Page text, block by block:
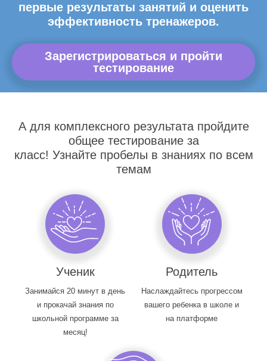
первые результаты занятий и оценить
эффективность тренажеров.
Зарегистрироваться и пройти
тестирование
А для комплексного результата пройдите
общее тестирование за
класс! Узнайте пробелы в знаниях по всем
темам
Ученик
Занимайся 20 минут в день
и прокачай знания по
школьной программе за
месяц!
Родитель
Наслаждайтесь прогрессом
вашего ребенка в школе и
на платформе